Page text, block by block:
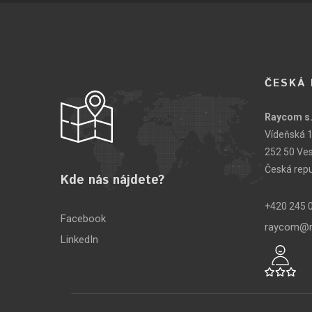
Kde nás nájdete?
Facebook
LinkedIn
ČESKÁ
Raycom
Vídeňská
252 50
Česká
+420 245